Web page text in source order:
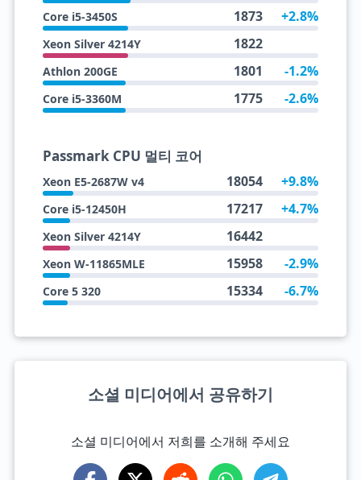
Core i5-3450S 1873 +2.8%
Xeon Silver 4214Y 1822
Athlon 200GE 1801 -1.2%
Core i5-3360M 1775 -2.6%
Passmark CPU 멀티 코어
Xeon E5-2687W v4 18054 +9.8%
Core i5-12450H 17217 +4.7%
Xeon Silver 4214Y 16442
Xeon W-11865MLE 15958 -2.9%
Core 5 320 15334 -6.7%
소셜 미디어에서 공유하기
소셜 미디어에서 저희를 소개해 주세요